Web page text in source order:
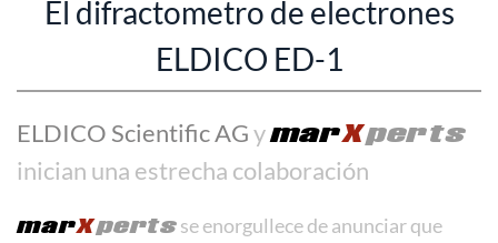
El difractometro de electrones
ELDICO ED-1
ELDICO Scientific AGymarXperts
inician una estrecha colaboración
marXpertsse enorgullece de anunciar que